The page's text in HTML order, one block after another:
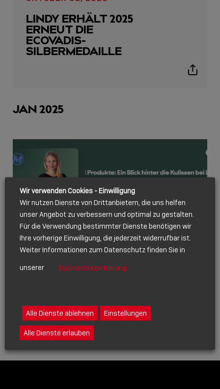
LINDY ERHÄLT 2025
ERNEUT DIE
ECOVADIS-
SILBERMEDAILLE
Show
JAN 2025
NACHHALTIGKEIT
Wir verwenden Cookies - Einwilligung
Wir nutzen Dienste von Drittanbietern, die uns helfen
unser Angebot zu verbessern und optimal zu gestalten.
Für die Verwendung bestimmter Dienste benötigen wir
Ihre vorherige Einwilligung, die jederzeit widerrufbar ist.
Weiter Informationen zum Datenschutz finden Sie in
unserer
Datenschutzerklärung
Alle Dienste ablehnen Einstellungen
Alle Dienste erlauben